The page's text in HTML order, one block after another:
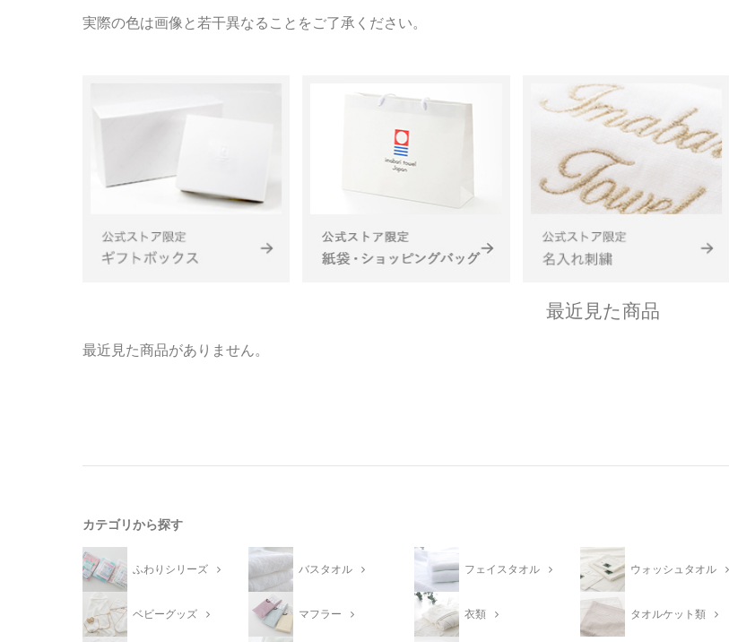
実際の色は画像と若干異なることをご了承ください。
最近見た商品
最近見た商品がありません。
カテゴリから探す
ふわりシリーズ バスタオル フェイスタオル ウォッシュタオル
ベビーグッズ マフラー 衣類 タオルケット類